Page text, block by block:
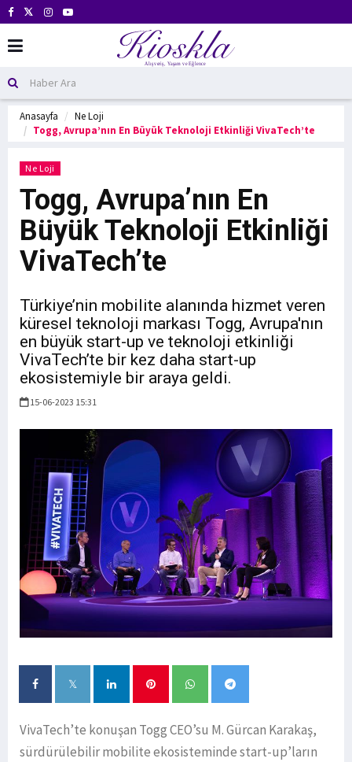
Anasayfa
Ne Loji
Togg, Avrupa’nın En Büyük Teknoloji Etkinliği VivaTech’te
Ne Loji
Togg, Avrupa’nın En
Büyük Teknoloji Etkinliği
VivaTech’te
Türkiye’nin mobilite alanında hizmet veren
küresel teknoloji markası Togg, Avrupa'nın
en büyük start-up ve teknoloji etkinliği
VivaTech’te bir kez daha start-up
ekosistemiyle bir araya geldi.
15-06-2023 15:31
VivaTech’te konuşan Togg CEO’su M. Gürcan Karakaş,
sürdürülebilir mobilite ekosisteminde start-up’ların